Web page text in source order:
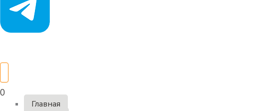
0
Главная